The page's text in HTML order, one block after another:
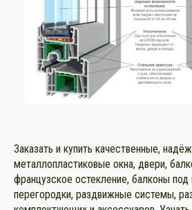
Заказать и купить качественные,
металлопластиковые окна, двери,
французское остекление, балконы
перегородки, раздвижные системы,